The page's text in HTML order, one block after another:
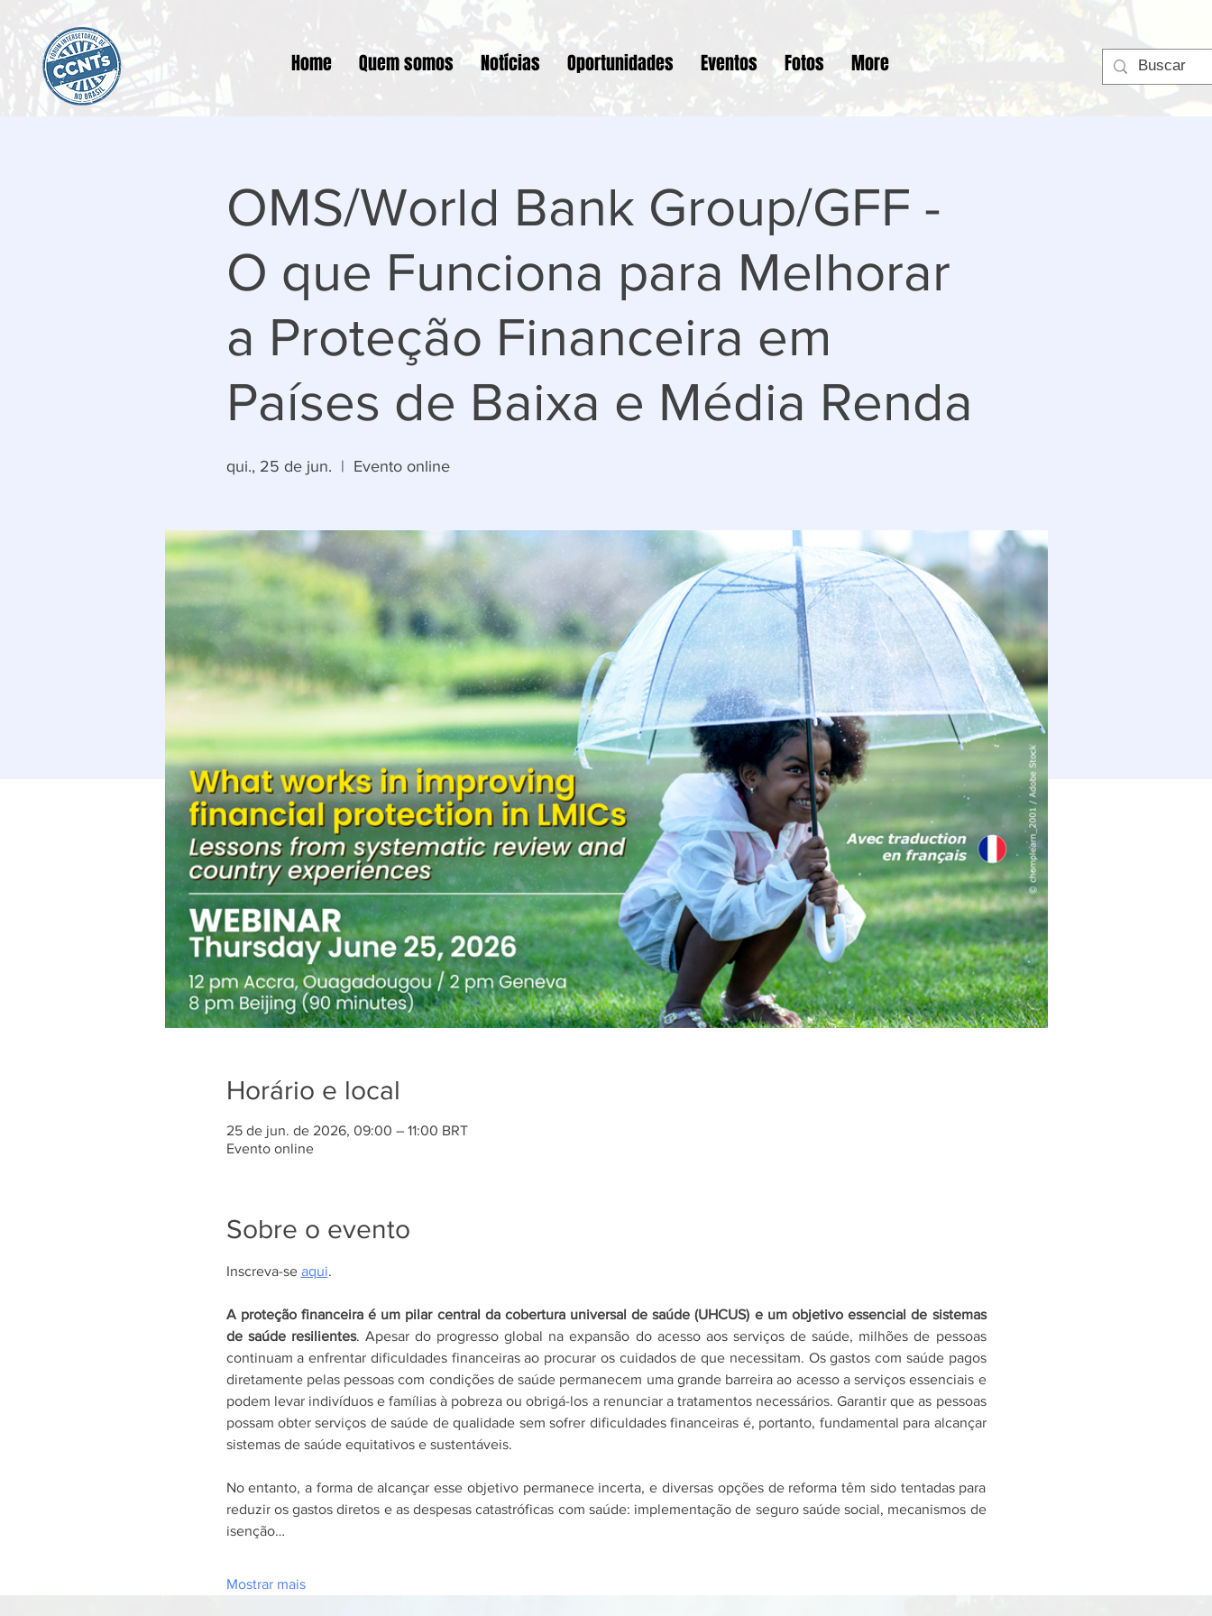
Home Quem somos Notícias Oportunidades Eventos Fotos More
OMS/World Bank Group/GFF -
O que Funciona para Melhorar
a Proteção Financeira em
Países de Baixa e Média Renda
qui., 25 de jun.
  |
Evento online
Horário e local
25 de jun. de 2026, 09:00 – 11:00 BRT
Evento online
Sobre o evento
Inscreva-se aqui.
A proteção financeira é um pilar central da cobertura universal de saúde (UHCUS) e um objetivo essencial de sistemas
de saúde resilientes. Apesar do progresso global na expansão do acesso aos serviços de saúde, milhões de pessoas
continuam a enfrentar dificuldades financeiras ao procurar os cuidados de que necessitam. Os gastos com saúde pagos
diretamente pelas pessoas com condições de saúde permanecem uma grande barreira ao acesso a serviços essenciais e
podem levar indivíduos e famílias à pobreza ou obrigá-los a renunciar a tratamentos necessários. Garantir que as pessoas
possam obter serviços de saúde de qualidade sem sofrer dificuldades financeiras é, portanto, fundamental para alcançar
sistemas de saúde equitativos e sustentáveis.
No entanto, a forma de alcançar esse objetivo permanece incerta, e diversas opções de reforma têm sido tentadas para
reduzir os gastos diretos e as despesas catastróficas com saúde: implementação de seguro saúde social, mecanismos de
isenção…
Mostrar mais